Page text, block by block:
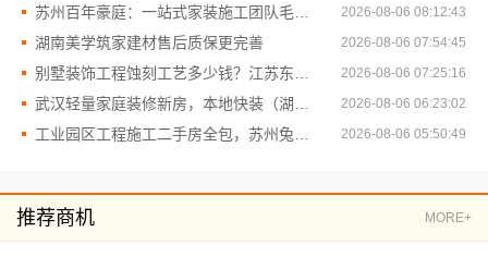
2026-08-06 08:12:43
湖南美学筑家建材售后质保更完善 2026-08-06 07:54:45
2026-08-06 07:25:16
2026-08-06 06:23:02
2026-08-06 05:50:49
推荐商机 MORE+